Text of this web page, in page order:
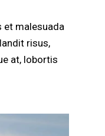
et malesuada
risus,
at, lobortis